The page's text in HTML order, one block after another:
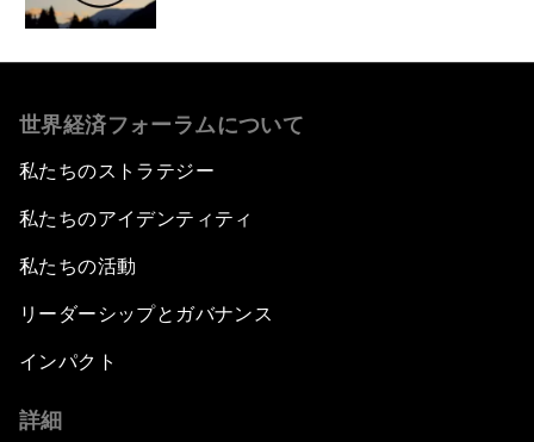
世界経済フォーラムについて
私たちのストラテジー
私たちのアイデンティティ
私たちの活動
リーダーシップとガバナンス
インパクト
詳細